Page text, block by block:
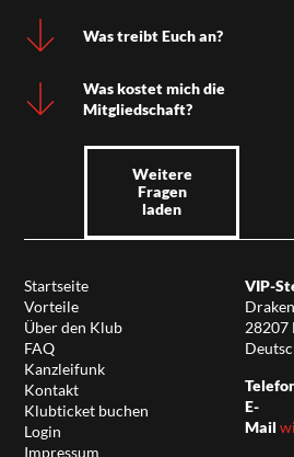
Was treibt Euch an?
Was kostet mich die
Mitgliedschaft?
Weitere
Fragen
laden
Startseite
Vorteile
Über den Klub
FAQ
Kanzleifunk
Kontakt
Klubticket buchen
Login
Impressum
VIP-
28207
E-
Mail